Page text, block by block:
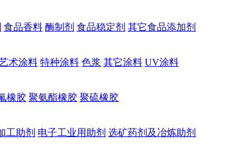
食品香料 酶制剂 食品稳定剂 其它食品添加剂
术涂料 特种涂料 色浆 其它涂料 UV涂料
橡胶 聚氨酯橡胶 聚硫橡胶
工助剂 电子工业用助剂 选矿药剂及冶炼助剂